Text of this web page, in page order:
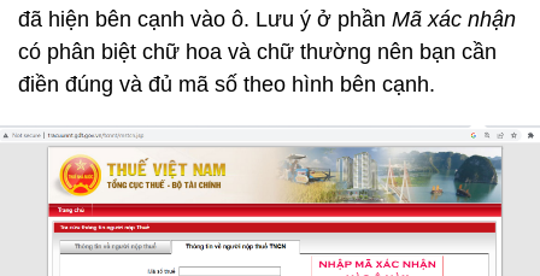
đã hiện bên cạnh vào ô. Lưu ý ở phần Mã xác nhận
có phân biệt chữ hoa và chữ thường nên bạn cần
điền đúng và đủ mã số theo hình bên cạnh.